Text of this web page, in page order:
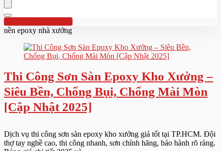
Hotline:0961 894 472
nền epoxy nhà xưởng
Thi Công Sơn Sàn Epoxy Kho Xưởng –
Siêu Bền, Chống Bụi, Chống Mài Mòn
[Cập Nhật 2025]
Dịch vụ thi công sơn sàn epoxy kho xưởng giá tốt tại TP.HCM. Đội
thợ tay nghề cao, thi công nhanh, sơn chính hãng, bảo hành rõ ràng.